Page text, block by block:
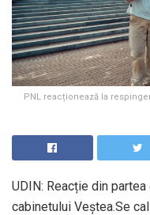
PNL reacționează la
UDIN: Reacție din
cabinetului Veștea.Se